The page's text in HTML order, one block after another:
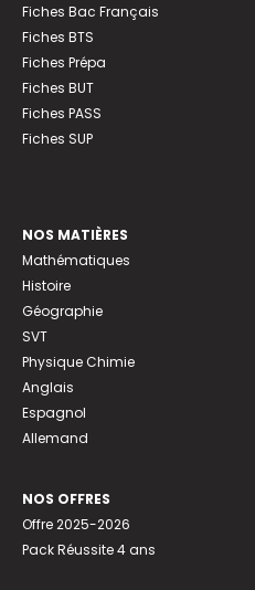
Fiches Bac Français
Fiches BTS
Fiches Prépa
Fiches BUT
Fiches PASS
Fiches SUP
NOS MATIÈRES
Mathématiques
Histoire
Géographie
SVT
Physique Chimie
Anglais
Espagnol
Allemand
NOS OFFRES
Offre 2025-2026
Pack Réussite 4 ans